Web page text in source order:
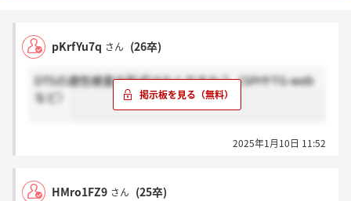
pKrfYu7q さん (26卒)
DTSの適性検査の形式はなんですか？（SPIやTG-web
など）
2025年1月10日 11:52
HMro1FZ9 さん (25卒)